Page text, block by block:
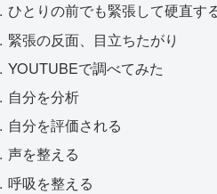
ひとりの前でも緊張して硬直す
緊張の反面、目立ちたがり
YOUTUBEで調べてみた
自分を分析
自分を評価される
声を整える
呼吸を整える